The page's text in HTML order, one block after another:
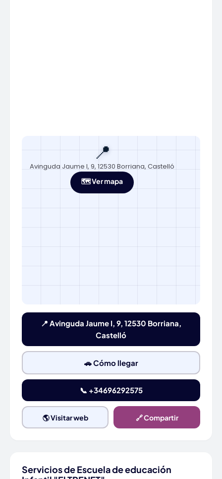
📍
Avinguda Jaume I, 9, 12530 Borriana, Castelló
🗺️ Ver mapa
📍 Avinguda Jaume I, 9, 12530 Borriana,
Castelló
🚗 Cómo llegar
📞 +34696292575
🌎 Visitar web 🔗 Compartir
Servicios de Escuela de educación